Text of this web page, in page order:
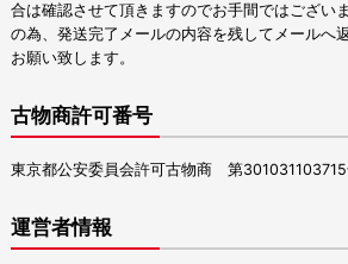
合は確認させて頂きますのでお手間ではござい
の為、発送完了メールの内容を残してメールへ
お願い致します。
古物商許可番号
東京都公安委員会許可古物商 第
運営者情報